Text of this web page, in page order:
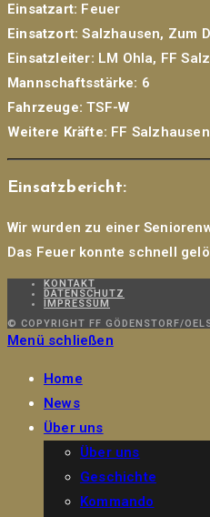
Einsatzart: Feuer
Einsatzort: Salzhausen, Zum
Einsatzleiter: LM Ohla, FF
Mannschaftsstärke: 6
Fahrzeuge: TSF-W
Weitere Kräfte: FF Salzhausen
Einsatzbericht:
Wir wurden zu einer
Das Feuer konnte schnell
KONTAKT
DATENSCHUTZ
IMPRESSUM
© COPYRIGHT FF GÖDENSTORF/
Menü schließen
Home
News
Über uns
Über uns
Geschichte
Kommando